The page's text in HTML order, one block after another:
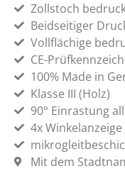
Zollstoch
Beidseitiger
Vollflächige
CE-
100% Made in
Klasse III (Holz)
90° Einrastung
4x Winkelanzeige
Mit dem